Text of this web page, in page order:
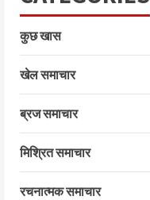
कुछ खास
खेल समाचार
ब्रज समाचार
मिश्रित समाचार
रचनात्मक समाचार